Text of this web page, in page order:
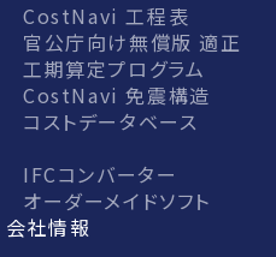
CostNavi 工程表
官公庁向け無償版 適正
工期算定プログラム
CostNavi 免震構造
コストデータベース
IFCコンバーター
オーダーメイドソフト
会社情報